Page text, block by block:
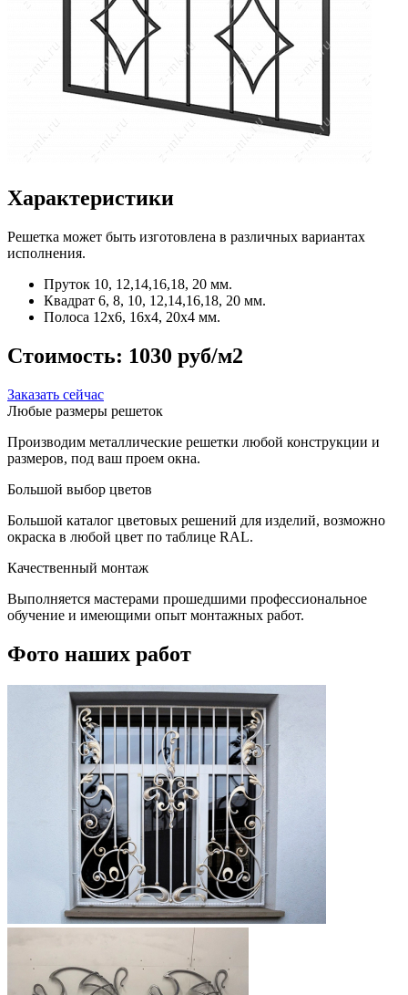
Характеристики
Решетка может быть изготовлена в различных вариантах
исполнения.
Пруток 10, 12,14,16,18, 20 мм.
Квадрат 6, 8, 10, 12,14,16,18, 20 мм.
Полоса 12x6, 16x4, 20x4 мм.
Стоимость: 1030 руб/м2
Заказать сейчас
Любые размеры решеток
Производим металлические решетки любой конструкции и
размеров, под ваш проем окна.
Большой выбор цветов
Большой каталог цветовых решений для изделий, возможно
окраска в любой цвет по таблице RAL.
Качественный монтаж
Выполняется мастерами прошедшими профессиональное
обучение и имеющими опыт монтажных работ.
Фото наших работ